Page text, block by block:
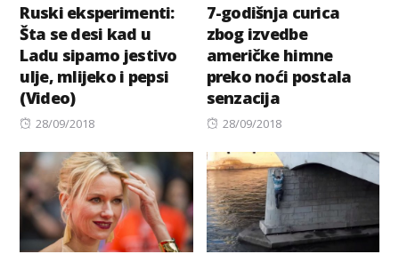
Ruski eksperimenti:
Šta se desi kad u
Ladu sipamo jestivo
ulje, mlijeko i pepsi
(Video)
Posted
28/09/2018
7-godišnja curica
zbog izvedbe
američke himne
preko noći postala
senzacija
Posted
28/09/2018